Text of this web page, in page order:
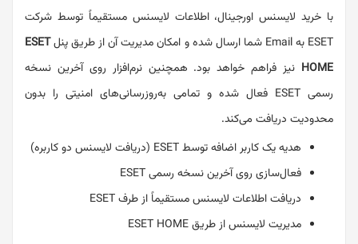
با خرید لایسنس اورجینال، اطلاعات لایسنس مستقیماً توسط شرکت
ESET به Email شما ارسال شده و امکان مدیریت آن از طریق پنل
ESET
HOME نیز فراهم خواهد بود. همچنین نرم‌افزار روی آخرین نسخه
رسمی ESET فعال شده و تمامی به‌روزرسانی‌های امنیتی را بدون
محدودیت دریافت می‌کند.
هدیه یک کاربر اضافه توسط ESET (دریافت لایسنس دو کاربره)
فعال‌سازی روی آخرین نسخه رسمی ESET
دریافت اطلاعات لایسنس مستقیماً از طرف ESET
مدیریت لایسنس از طریق ESET HOME